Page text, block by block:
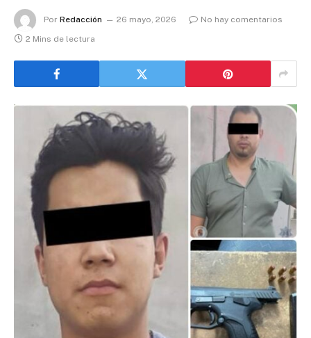
Por Redacción 26 mayo, 2026
No hay comentarios
2 Mins de lectura